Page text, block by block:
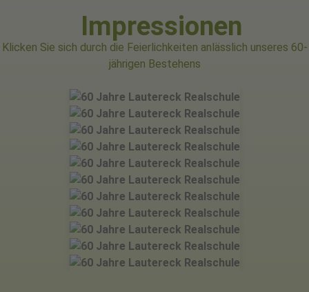
Impressionen
Klicken Sie sich durch die Feierlichkeiten anlässlich unseres 60-
jährigen Bestehens